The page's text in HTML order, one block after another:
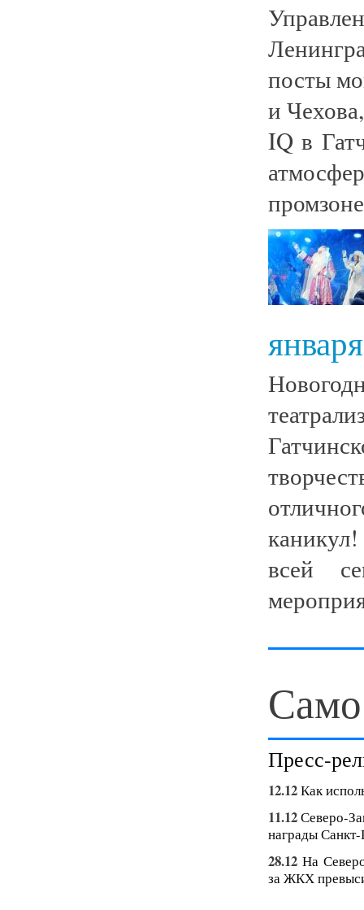
посты
и
IQ в
января
всей
Пресс-
12.12Как
11.12 Северо-
награды
28.12 На
за ЖКХ